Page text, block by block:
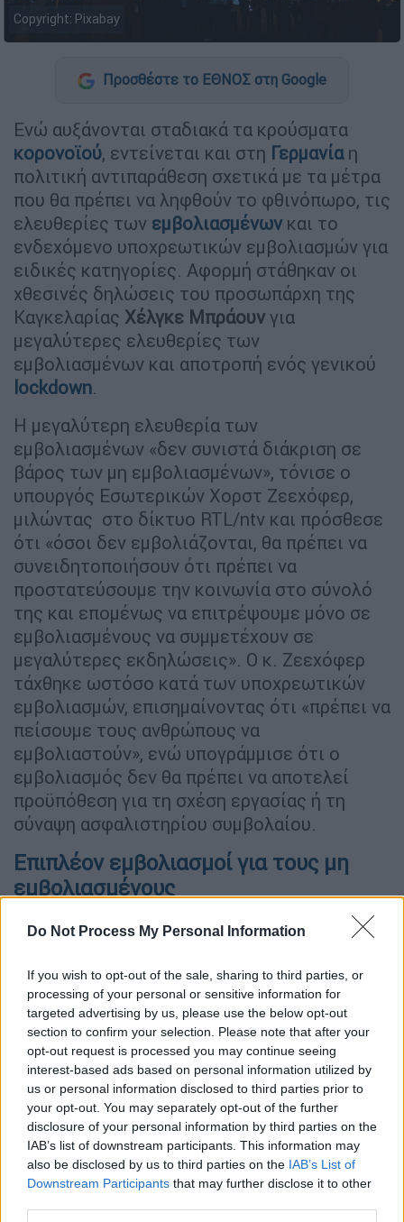
Do Not Process My Personal Information
If you wish to opt-out of the sale, sharing to third parties, or
processing of your personal or sensitive information for
targeted advertising by us, please use the below opt-out
section to confirm your selection. Please note that after your
opt-out request is processed you may continue seeing
interest-based ads based on personal information utilized by
us or personal information disclosed to third parties prior to
your opt-out. You may separately opt-out of the further
disclosure of your personal information by third parties on the
IAB’s list of downstream participants. This information may
also be disclosed by us to third parties on the IAB’s List of
Downstream Participants that may further disclose it to other
Copyright: Pixabay
Προσθέστε το ΕΘΝΟΣ στη Google
Ενώ αυξάνονται σταδιακά τα κρούσματα
κορονοϊού, εντείνεται και στη Γερμανία η
πολιτική αντιπαράθεση σχετικά με τα μέτρα
που θα πρέπει να ληφθούν το φθινόπωρο, τις
ελευθερίες των εμβολιασμένων και το
ενδεχόμενο υποχρεωτικών εμβολιασμών για
ειδικές κατηγορίες. Αφορμή στάθηκαν οι
χθεσινές δηλώσεις του προσωπάρχη της
Καγκελαρίας Χέλγκε Μπράουν για
μεγαλύτερες ελευθερίες των
εμβολιασμένων και αποτροπή ενός γενικού
lockdown.
Η μεγαλύτερη ελευθερία των
εμβολιασμένων «δεν συνιστά διάκριση σε
βάρος των μη εμβολιασμένων», τόνισε ο
υπουργός Εσωτερικών Χορστ Ζεεχόφερ,
μιλώντας στο δίκτυο RTL/ntv και πρόσθεσε
ότι «όσοι δεν εμβολιάζονται, θα πρέπει να
συνειδητοποιήσουν ότι πρέπει να
προστατεύσουμε την κοινωνία στο σύνολό
της και επομένως να επιτρέψουμε μόνο σε
εμβολιασμένους να συμμετέχουν σε
μεγαλύτερες εκδηλώσεις». Ο κ. Ζεεχόφερ
τάχθηκε ωστόσο κατά των υποχρεωτικών
εμβολιασμών, επισημαίνοντας ότι «πρέπει να
πείσουμε τους ανθρώπους να
εμβολιαστούν», ενώ υπογράμμισε ότι ο
εμβολιασμός δεν θα πρέπει να αποτελεί
προϋπόθεση για τη σχέση εργασίας ή τη
σύναψη ασφαλιστηρίου συμβολαίου.
Επιπλέον εμβολιασμοί για τους μη
εμβολιασμένους
Υπέρ των επιπλέον περιορισμών για τους μη
Σοσιαλδημοκρατικού Κόμματος (SPD) για
θέματα Υγείας και καθηγητής
Επιδημιολογίας Καρλ Λάουτερμπαχ:
«Δυστυχώς, πρέπει να αναμένουμε σημαντική
αύξηση του αριθμού των κρουσμάτων όταν ο
κόσμος θα επιστρέφει από τις διακοπές και
θα συγκεντρώνεται περισσότερο σε
κλειστούς χώρους το φθινόπωρο. Και τότε
εκείνοι που κάνουν τεστ δεν θα μπορούν να
εξομοιωθούν με τους εμβολιασμένους ή
όσους έχουν αναρρώσει από τον κορονοϊό»,